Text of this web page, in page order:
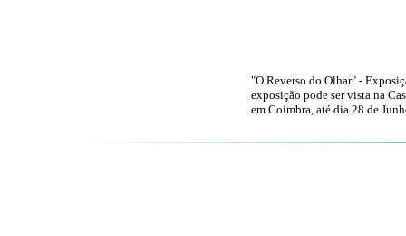
"O Reverso do Olhar" -
exposição pode ser vista na
em Coimbra, até dia 28 de